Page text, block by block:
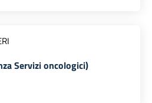
Servizi oncologici)